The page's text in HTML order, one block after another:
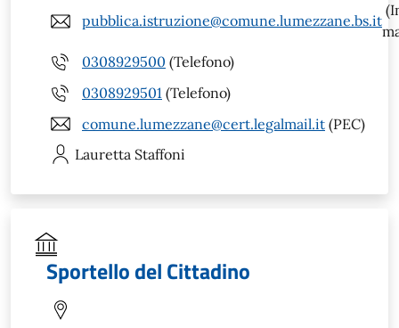
pubblica.istruzione@comune.lumezzane.bs.it
0308929500 (Telefono)
0308929501 (Telefono)
comune.lumezzane@cert.legalmail.it (PEC)
Lauretta Staffoni
Sportello del Cittadino